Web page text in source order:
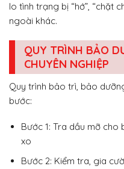
lo tình trạng bị “hớ”, “chặt
ngoài khác.
QUY TRÌNH BẢO
CHUYÊN NGHIỆP
Quy trình bảo trì, bảo
bước:
Bước 1: Tra dầu mỡ
xo
Bước 2: Kiểm tra, gia